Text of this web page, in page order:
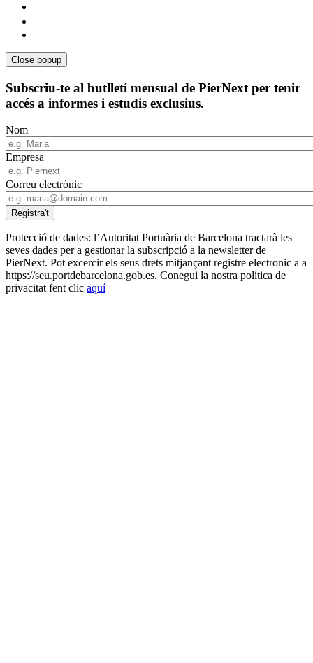
Close popup
Subscriu-te al butlletí mensual de PierNext per tenir
accés a informes i estudis exclusius.
Nom
Empresa
Correu electrònic
Protecció de dades: l’Autoritat Portuària de Barcelona tractarà les
seves dades per a gestionar la subscripció a la newsletter de
PierNext. Pot excercir els seus drets mitjançant registre electronic a a
https://seu.portdebarcelona.gob.es. Conegui la nostra política de
privacitat fent clic aquí